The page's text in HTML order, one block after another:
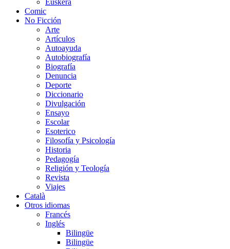
Euskera
Comic
No Ficción
Arte
Artículos
Autoayuda
Autobiografía
Biografía
Denuncia
Deporte
Diccionario
Divulgación
Ensayo
Escolar
Esoterico
Filosofía y Psicología
Historia
Pedagogía
Religión y Teología
Revista
Viajes
Català
Otros idiomas
Francés
Inglés
Bilingüe
Bilingüe